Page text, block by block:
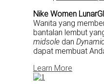
Nike Women
Wanita yang
bantalan lembut
midsole dan
dapat membuat
Learn More